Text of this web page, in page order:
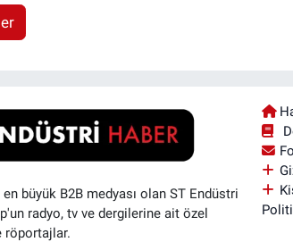
büyük B2B medyası olan ST Endüstri
radyo, tv ve dergilerine ait özel
röportajlar.